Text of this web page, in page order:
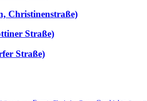
Christinenstraße)
Straße)
Straße)